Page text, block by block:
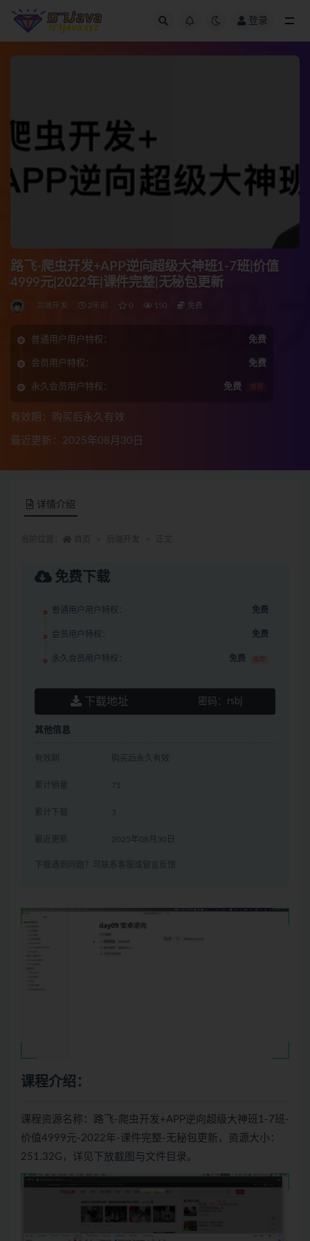
登录
路飞-爬虫开发+APP逆向超级大神班1-7班|价值
4999元|2022年|课件完整|无秘包更新
后端开发 2年前 0 150 免费
普通用户用户特权： 免费
会员用户特权： 免费
永久会员用户特权： 免费 推荐
有效期：购买后永久有效
最近更新：2025年08月30日
详情介绍
免费下载
普通用户用户特权： 免费
会员用户特权： 免费
永久会员用户特权： 免费 推荐
下载地址 密码： rsbj
其他信息
有效期 购买后永久有效
累计销量 71
累计下载 3
最近更新 2025年08月30日
下载遇到问题？可联系客服或留言反馈
课程介绍：
课程资源名称：路飞-爬虫开发+APP逆向超级大神班1-7班-
价值4999元-2022年-课件完整-无秘包更新，资源大小：
251.32G，详见下放截图与文件目录。